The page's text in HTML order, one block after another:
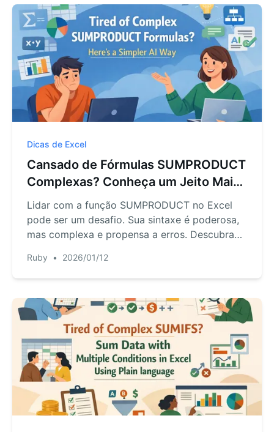
Dicas de Excel
Cansado de Fórmulas SUMPRODUCT
Complexas? Conheça um Jeito Mais
Simples com IA
Lidar com a função SUMPRODUCT no Excel
pode ser um desafio. Sua sintaxe é poderosa,
mas complexa e propensa a erros. Descubra
substitui fórmulas manuais, permitindo realizar
cálculos complexos apenas com comandos
Ruby • 2026/01/12